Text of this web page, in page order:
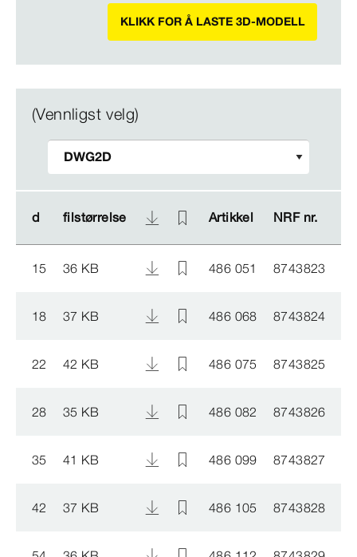
KLIKK FOR Å LASTE 3D-MODELL
(Vennligst velg)
d filstørrelse Artikkel NRF nr.
d filstørrelse Artikkel NRF nr.
15 36 KB 486 051 8743823
18 37 KB 486 068 8743824
22 42 KB 486 075 8743825
28 35 KB 486 082 8743826
35 41 KB 486 099 8743827
42 37 KB 486 105 8743828